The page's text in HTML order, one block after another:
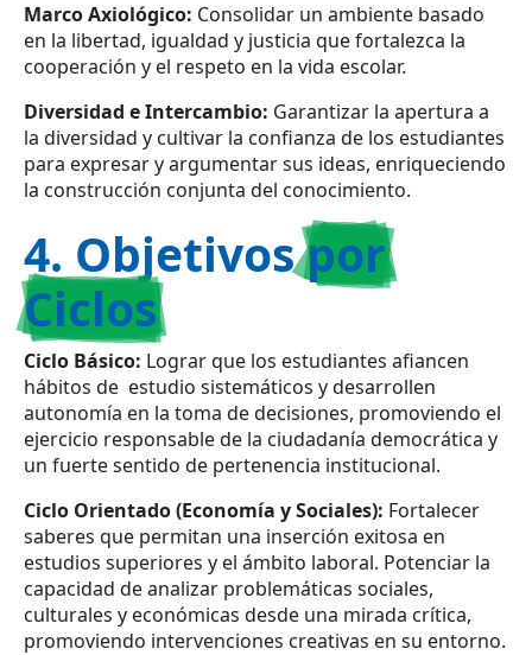
Marco Axiológico: Consolidar un ambiente basado
en la libertad, igualdad y justicia que fortalezca la
cooperación y el respeto en la vida escolar.
Diversidad e Intercambio: Garantizar la apertura a
la diversidad y cultivar la confianza de los estudiantes
para expresar y argumentar sus ideas, enriqueciendo
la construcción conjunta del conocimiento.
4. Objetivospor
Ciclos
Ciclo Básico: Lograr que los estudiantes afiancen
hábitos de estudio sistemáticos y desarrollen
autonomía en la toma de decisiones, promoviendo el
ejercicio responsable de la ciudadanía democrática y
un fuerte sentido de pertenencia institucional.
Ciclo Orientado (Economía y Sociales): Fortalecer
saberes que permitan una inserción exitosa en
estudios superiores y el ámbito laboral. Potenciar la
capacidad de analizar problemáticas sociales,
culturales y económicas desde una mirada crítica,
promoviendo intervenciones creativas en su entorno.